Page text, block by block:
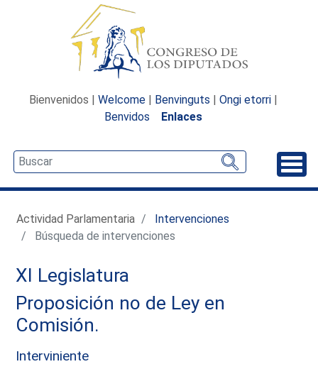
Bienvenidos | Welcome | Benvinguts | Ongi etorri |
Benvidos
Enlaces
Actividad Parlamentaria
Intervenciones
Búsqueda de intervenciones
XI Legislatura
Proposición no de Ley en
Comisión.
Interviniente